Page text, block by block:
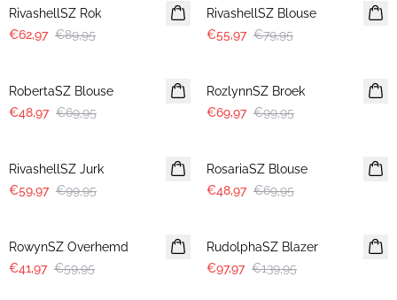
RivashellSZ Rok
€62,97 €89,95
RivashellSZ Blouse
€55,97 €79,95
RobertaSZ Blouse
€48,97 €69,95
RozlynnSZ Broek
€69,97 €99,95
RivashellSZ Jurk
€59,97 €99,95
RosariaSZ Blouse
€48,97 €69,95
RowynSZ Overhemd
€41,97 €59,95
RudolphaSZ Blazer
€97,97 €139,95